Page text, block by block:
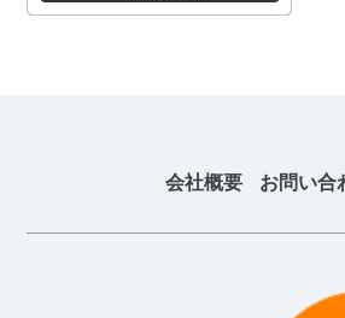
会社概要 お問い合